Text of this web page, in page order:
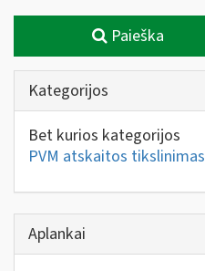
Paieška
Kategorijos
Bet kurios kategorijos
PVM atskaitos tikslinimas
Aplankai